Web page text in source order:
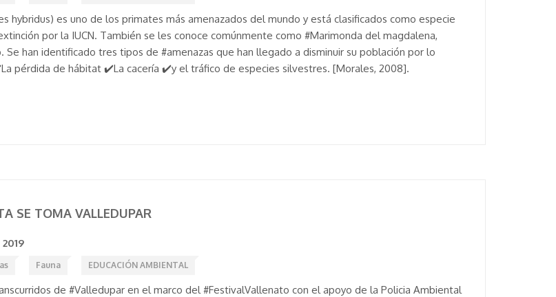
hybridus) es uno de los primates más amenazados del mundo y está clasificados como especie
por la IUCN. También se les conoce comúnmente como #Marimonda del magdalena,
Se han identificado tres tipos de #amenazas que han llegado a disminuir su población por lo
pérdida de hábitat ✔️La cacería ✔️y el tráfico de especies silvestres. [Morales, 2008].
SE TOMA VALLEDUPAR
Fauna EDUCACIÓN AMBIENTAL
de #Valledupar en el marco del #FestivalVallenato con el apoyo de la Policia Ambiental